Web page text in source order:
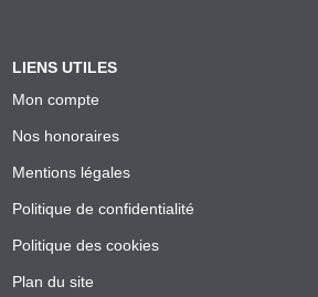
LIENS UTILES
Mon compte
Nos honoraires
Mentions légales
Politique de confidentialité
Politique des cookies
Plan du site